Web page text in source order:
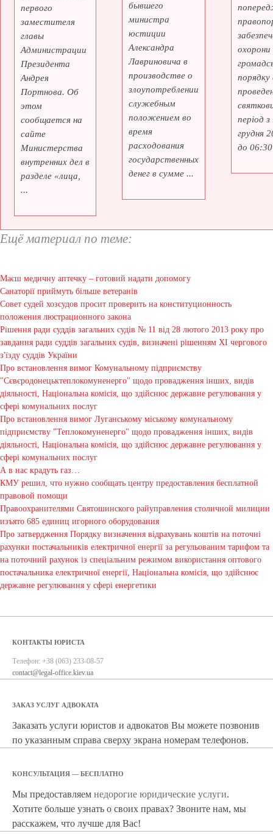
первого
заместителя
главы
Администрации
Президента
Андрея
Портнова. Об
этом
сообщается на
сайте
Министерства
внутренних дел в
разделе «лица,
...
бывшего
министра
юстиции
Александра
Лавриновича в
производстве о
злоупотреблении
служебным
положением во
время
расходования
государственных
денег в сумме ...
охорони
порядку
період
грудня
до
Ещё материал по теме:
Маєш медичну аптечку – готовий надати допомогу
Санаторії приймуть більше ветеранів
Совет судей хозсудов просит проверить на конституционность
положения люстрационного закона
Рішення ради суддів загальних судів № 11 від 28 лютого 2013 року про
завдання ради суддів загальних судів, визначені рішенням XI чергового
з'їзду суддів України
Про встановлення вимог Комунальному підприємству
"Сєвєродонецьктеплокомуненерго" щодо провадження інших, видів
діяльності, Національна комісія, що здійснює державне регулювання у
сфері комунальних послуг
Про встановлення вимог Луганському міському комунальному
підприємству "Теплокомуненерго" щодо провадження інших, видів
діяльності, Національна комісія, що здійснює державне регулювання у
сфері комунальних послуг
А в нас крадуть газ…
КМУ решил, что нужно сообщать центру предоставления бесплатной
правовой помощи
Правоохранителями Святошинского райуправления столичной милиции
изъято 685 единиц игорного оборудования
Про затвердження Порядку визначення відрахувань коштів на поточні
рахунки постачальників електричної енергії за регульованим тарифом та
на поточний рахунок із спеціальним режимом використання оптового
постачальника електричної енергії, Національна комісія, що здійснює
державне регулювання у сфері енергетики
КОНТАКТЫ ЮРИСТА
Телефон: +38 (063) 233-08-57
contact@legal-office.kiev.ua
ЗАКАЗ УСЛУГ АДВОКАТА
Заказать услуги юристов и адвокатов Вы можете позвонив
по указанным справа сверху экрана номерам телефонов.
КОНСУЛЬТАЦИЯ — БЕСПЛАТНО
Мы предоставляем недорогие юридические услуги.
Хотите больше узнать о своих правах? Звоните нам, мы
расскажем, что лучше для Вас!